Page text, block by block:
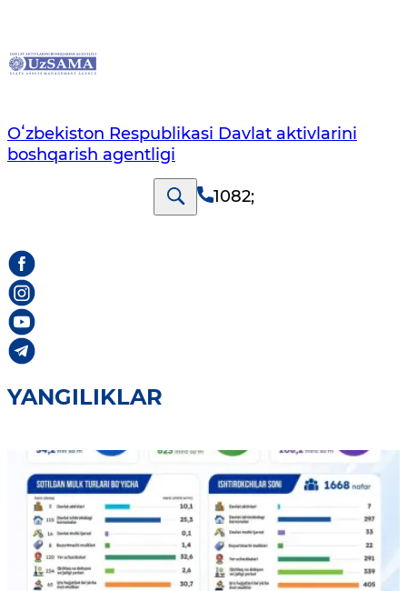
Oʻzbekiston Respublikasi Davlat aktivlarini
boshqarish agentligi
1082;
YANGILIKLAR